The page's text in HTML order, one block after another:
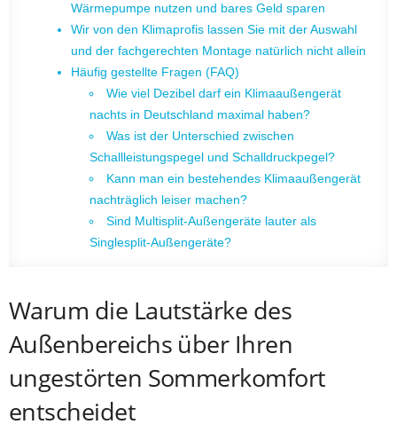
Wärmepumpe nutzen und bares Geld sparen
Wir von den Klimaprofis lassen Sie mit der Auswahl
und der fachgerechten Montage natürlich nicht allein
Häufig gestellte Fragen (FAQ)
Wie viel Dezibel darf ein Klimaaußengerät
nachts in Deutschland maximal haben?
Was ist der Unterschied zwischen
Schallleistungspegel und Schalldruckpegel?
Kann man ein bestehendes Klimaaußengerät
nachträglich leiser machen?
Sind Multisplit-Außengeräte lauter als
Singlesplit-Außengeräte?
Warum die Lautstärke des
Außenbereichs über Ihren
ungestörten Sommerkomfort
entscheidet